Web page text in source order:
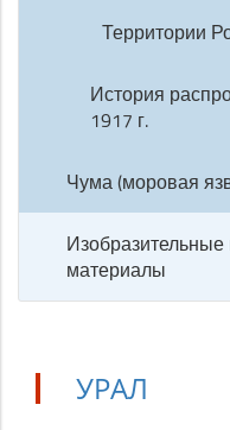
Территории
История
1917 г.
Чума (моровая
Изобразительные
материалы
УРАЛ